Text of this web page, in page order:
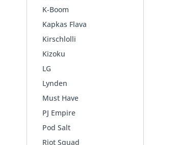
K-Boom
Kapkas Flava
Kirschlolli
Kizoku
LG
Lynden
Must Have
PJ Empire
Pod Salt
Riot Squad